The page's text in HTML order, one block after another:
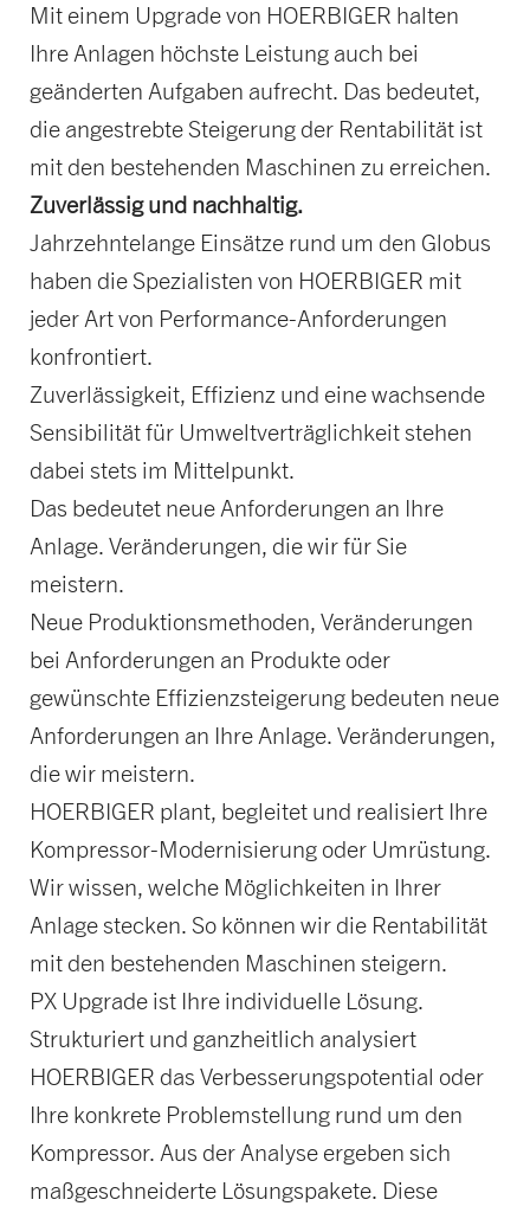
Mit einem Upgrade von HOERBIGER halten
Ihre Anlagen höchste Leistung auch bei
geänderten Aufgaben aufrecht. Das bedeutet,
die angestrebte Steigerung der Rentabilität ist
mit den bestehenden Maschinen zu erreichen.
Zuverlässig und nachhaltig.
Jahrzehntelange Einsätze rund um den Globus
haben die Spezialisten von HOERBIGER mit
jeder Art von Performance-Anforderungen
konfrontiert.
Zuverlässigkeit, Effizienz und eine wachsende
Sensibilität für Umweltverträglichkeit stehen
dabei stets im Mittelpunkt.
Das bedeutet neue Anforderungen an Ihre
Anlage. Veränderungen, die wir für Sie
meistern.
Neue Produktionsmethoden, Veränderungen
bei Anforderungen an Produkte oder
gewünschte Effizienzsteigerung bedeuten neue
Anforderungen an Ihre Anlage. Veränderungen,
die wir meistern.
HOERBIGER plant, begleitet und realisiert Ihre
Kompressor-Modernisierung oder Umrüstung.
Wir wissen, welche Möglichkeiten in Ihrer
Anlage stecken. So können wir die Rentabilität
mit den bestehenden Maschinen steigern.
PX Upgrade ist Ihre individuelle Lösung.
Strukturiert und ganzheitlich analysiert
HOERBIGER das Verbesserungspotential oder
Ihre konkrete Problemstellung rund um den
Kompressor. Aus der Analyse ergeben sich
maßgeschneiderte Lösungspakete. Diese